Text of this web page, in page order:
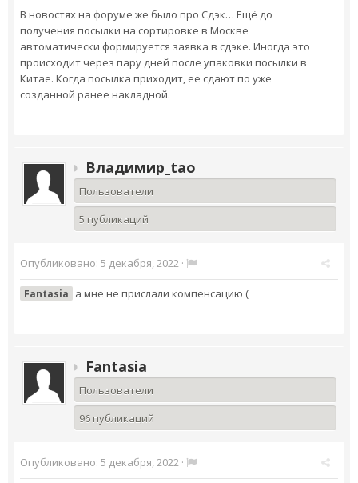
В новостях на форуме же было про Сдэк… Ещё до
получения посылки на сортировке в Москве
автоматически формируется заявка в сдэке. Иногда это
происходит через пару дней после упаковки посылки в
Китае. Когда посылка приходит, ее сдают по уже
созданной ранее накладной.
Владимир_tao
Пользователи
5 публикаций
Опубликовано: 5 декабря, 2022 ·
Fantasia а мне не прислали компенсацию (
Fantasia
Пользователи
96 публикаций
Опубликовано: 5 декабря, 2022 ·